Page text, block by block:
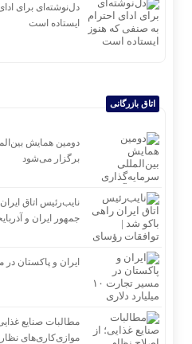
دل‌نوشته‌ای برای
ایستاده است
اتاق بازرگانی
دومین همایش
برگزار می‌شود
نایب‌رئیس اتاق
جمهور ایران و
ایران و پاکستان در مسیر
مطالبات صنایع
موازی‌کاری‌های